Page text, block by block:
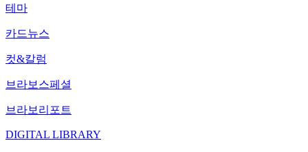
테마
카드뉴스
컷&칼럼
브라보스페셜
브라보리포트
DIGITAL LIBRARY